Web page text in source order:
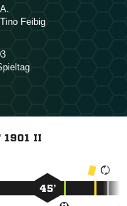

1901 II
45’